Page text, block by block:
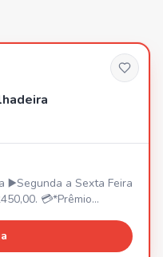
▶️Segunda a Sexta Feira
fretado) 🍽️